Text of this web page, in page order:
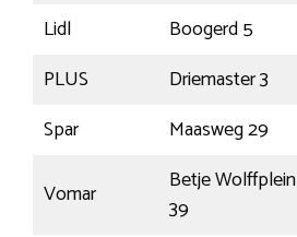
Lidl
Boogerd 5
PLUS
Driemaster 3
Spar
Maasweg 29
Vomar
Betje Wolffplein
39